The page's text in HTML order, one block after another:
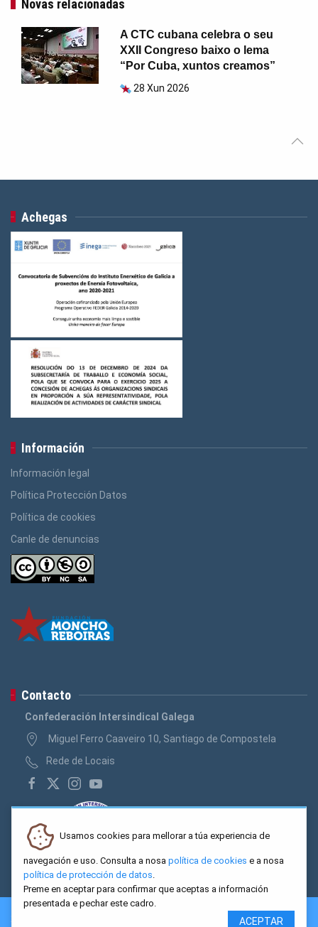
Novas relacionadas
A CTC cubana celebra o seu
XXII Congreso baixo o lema
“Por Cuba, xuntos creamos”
28 Xun 2026
Achegas
Información
Información legal
Política Protección Datos
Política de cookies
Canle de denuncias
Contacto
Confederación Intersindical Galega
Miguel Ferro Caaveiro 10, Santiago de Compostela
Rede de Locais
2026 CIG. Confederación Intersindical Galega - Miguel Ferro
Usamos cookies para mellorar a túa experiencia de
navegación e uso. Consulta a nosa política de cookies e a nosa
política de protección de datos.
Preme en aceptar para confirmar que aceptas a información
presentada e pechar este cadro.
ACEPTAR